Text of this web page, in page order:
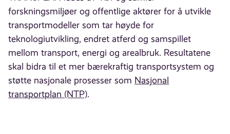
forskningsmiljøer og offentlige aktører for å utvikle
transportmodeller som tar høyde for
teknologiutvikling, endret atferd og samspillet
mellom transport, energi og arealbruk. Resultatene
skal bidra til et mer bærekraftig transportsystem og
støtte nasjonale prosesser som Nasjonal
transportplan (NTP).